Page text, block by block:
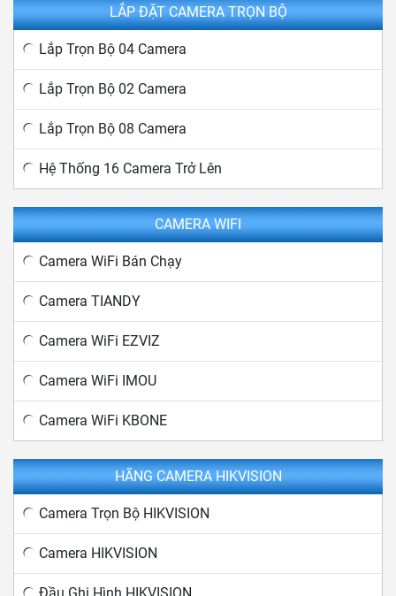
LẮP ĐẶT CAMERA TRỌN BỘ
Lắp Trọn Bộ 04 Camera
Lắp Trọn Bộ 02 Camera
Lắp Trọn Bộ 08 Camera
Hệ Thống 16 Camera Trở Lên
CAMERA WIFI
Camera WiFi Bán Chạy
Camera TIANDY
Camera WiFi EZVIZ
Camera WiFi IMOU
Camera WiFi KBONE
HÃNG CAMERA HIKVISION
Camera Trọn Bộ HIKVISION
Camera HIKVISION